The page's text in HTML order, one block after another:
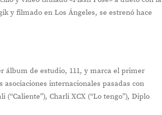
y filmado en Los Ángeles, se estrenó hace
álbum de estudio, 111, y marca el primer
internacionales pasadas con
Charli XCX (“Lo tengo”), Diplo